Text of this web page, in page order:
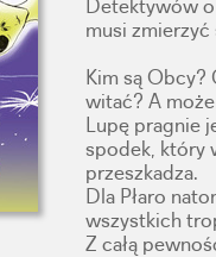
Detektywów
musi
Kim są
witać? A
Lupę pragnie
spodek, który
przeszkadza.
Dla Płaro
wszystkich
Z całą